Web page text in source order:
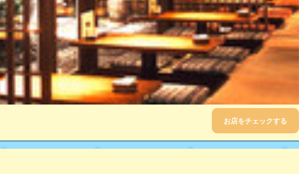
お店をチェックする